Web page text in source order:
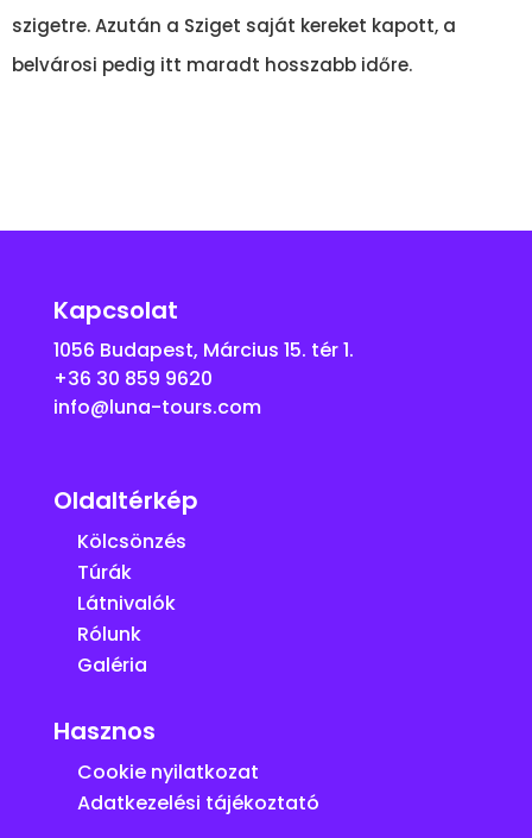
szigetre. Azután a Sziget saját kereket kapott, a
belvárosi pedig itt maradt hosszabb időre.
Kapcsolat
1056 Budapest, Március 15. tér 1.
+36 30 859 9620
info@luna-tours.com
Oldaltérkép
Kölcsönzés
Túrák
Látnivalók
Rólunk
Galéria
Hasznos
Cookie nyilatkozat
Adatkezelési tájékoztató